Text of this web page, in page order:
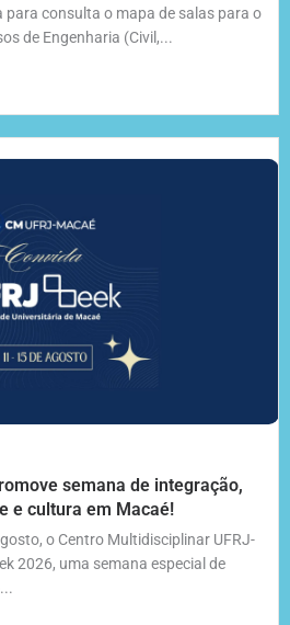
para consulta o mapa de salas para o
de Engenharia (Civil,...
semana de integração,
e cultura em Macaé!
o Centro Multidisciplinar UFRJ-
2026, uma semana especial de